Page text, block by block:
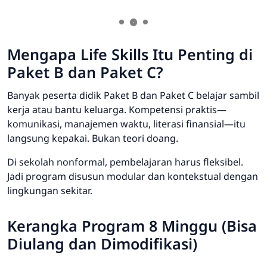
Mengapa Life Skills Itu Penting di
Paket B dan Paket C?
Banyak peserta didik Paket B dan Paket C belajar sambil
kerja atau bantu keluarga. Kompetensi praktis—
komunikasi, manajemen waktu, literasi finansial—itu
langsung kepakai. Bukan teori doang.
Di sekolah nonformal, pembelajaran harus fleksibel.
Jadi program disusun modular dan kontekstual dengan
lingkungan sekitar.
Kerangka Program 8 Minggu (Bisa
Diulang dan Dimodifikasi)